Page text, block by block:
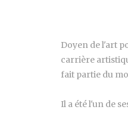
Doyen de l'art
carrière
fait partie du
Il a été l'un de